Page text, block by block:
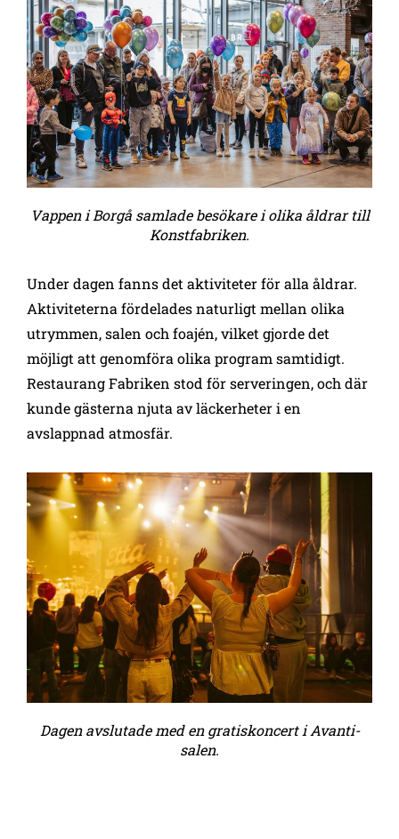
Vappen i Borgå samlade besökare i olika åldrar till
Konstfabriken.
Under dagen fanns det aktiviteter för alla åldrar.
Aktiviteterna fördelades naturligt mellan olika
utrymmen, salen och foajén, vilket gjorde det
möjligt att genomföra olika program samtidigt.
Restaurang Fabriken stod för serveringen, och där
kunde gästerna njuta av läckerheter i en
avslappnad atmosfär.
Dagen avslutade med en gratiskoncert i Avanti-
salen.